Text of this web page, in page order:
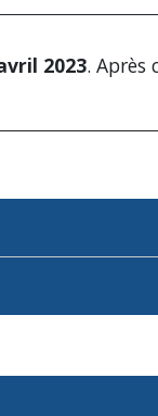
2023. Après